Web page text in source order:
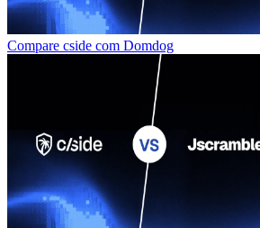
Compare cside com Domdog